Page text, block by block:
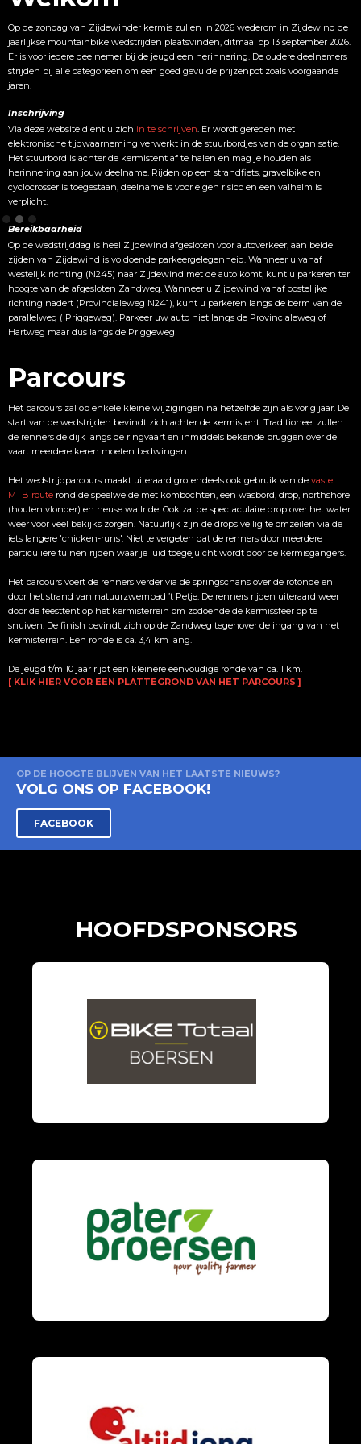
Op de zondag van Zijdewinder kermis zullen in 2026 wederom in Zijdewind de
jaarlijkse mountainbike wedstrijden plaatsvinden, ditmaal op 13 september 2026.
Er is voor iedere deelnemer bij de jeugd een herinnering. De oudere deelnemers
strijden bij alle categorieën om een goed gevulde prijzenpot zoals voorgaande
jaren.
Inschrijving
Via deze website dient u zich in te schrijven. Er wordt gereden met
elektronische tijdwaarneming verwerkt in de stuurbordjes van de organisatie.
Het stuurbord is achter de kermistent af te halen en mag je houden als
herinnering aan jouw deelname. Rijden op een strandfiets, gravelbike en
cyclocrosser is toegestaan, deelname is voor eigen risico en een valhelm is
verplicht.
Bereikbaarheid
Op de wedstrijddag is heel Zijdewind afgesloten voor autoverkeer, aan beide
zijden van Zijdewind is voldoende parkeergelegenheid. Wanneer u vanaf
westelijk richting (N245) naar Zijdewind met de auto komt, kunt u parkeren ter
hoogte van de afgesloten Zandweg. Wanneer u Zijdewind vanaf oostelijke
richting nadert (Provincialeweg N241), kunt u parkeren langs de berm van de
parallelweg ( Priggeweg). Parkeer uw auto niet langs de Provincialeweg of
Hartweg maar dus langs de Priggeweg!
Parcours
Het parcours zal op enkele kleine wijzigingen na hetzelfde zijn als vorig jaar. De
start van de wedstrijden bevindt zich achter de kermistent. Traditioneel zullen
de renners de dijk langs de ringvaart en inmiddels bekende bruggen over de
vaart meerdere keren moeten bedwingen.
Het wedstrijdparcours maakt uiteraard grotendeels ook gebruik van de vaste
MTB route rond de speelweide met kombochten, een wasbord, drop, northshore
(houten vlonder) en heuse wallride. Ook zal de spectaculaire drop over het water
weer voor veel bekijks zorgen. Natuurlijk zijn de drops veilig te omzeilen via de
iets langere 'chicken-runs'. Niet te vergeten dat de renners door meerdere
particuliere tuinen rijden waar je luid toegejuicht wordt door de kermisgangers.
Het parcours voert de renners verder via de springschans over de rotonde en
door het strand van natuurzwembad ’t Petje. De renners rijden uiteraard weer
door de feesttent op het kermisterrein om zodoende de kermissfeer op te
snuiven. De finish bevindt zich op de Zandweg tegenover de ingang van het
kermisterrein. Een ronde is ca. 3,4 km lang.
De jeugd t/m 10 jaar rijdt een kleinere eenvoudige ronde van ca. 1 km.
[ KLIK HIER VOOR EEN PLATTEGROND VAN HET PARCOURS ]
OP DE HOOGTE BLIJVEN VAN HET LAATSTE NIEUWS?
VOLG ONS OP FACEBOOK!
FACEBOOK
HOOFDSPONSORS